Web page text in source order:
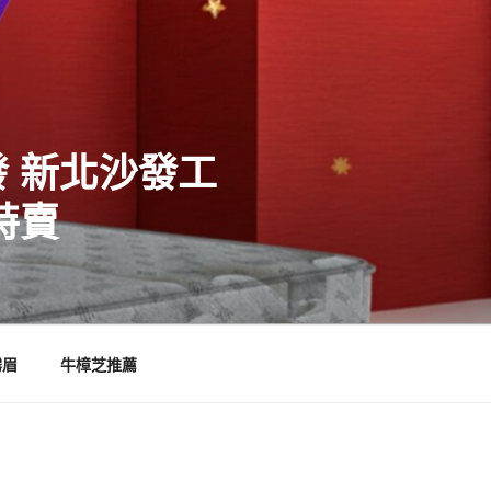
新北沙發工
賣
牛樟芝推薦